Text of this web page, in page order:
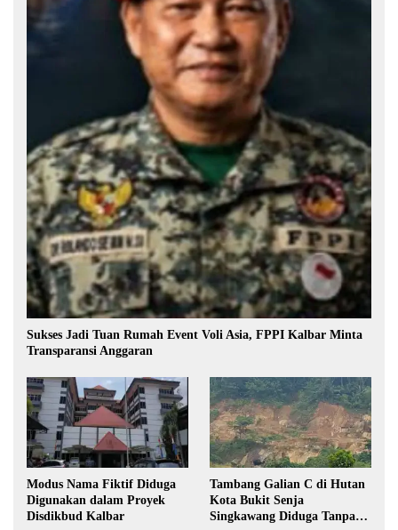
Sukses Jadi Tuan Rumah Event Voli Asia, FPPI Kalbar Minta
Transparansi Anggaran
Modus Nama Fiktif Diduga
Digunakan dalam Proyek
Disdikbud Kalbar
Tambang Galian C di Hutan
Kota Bukit Senja
Singkawang Diduga Tanpa